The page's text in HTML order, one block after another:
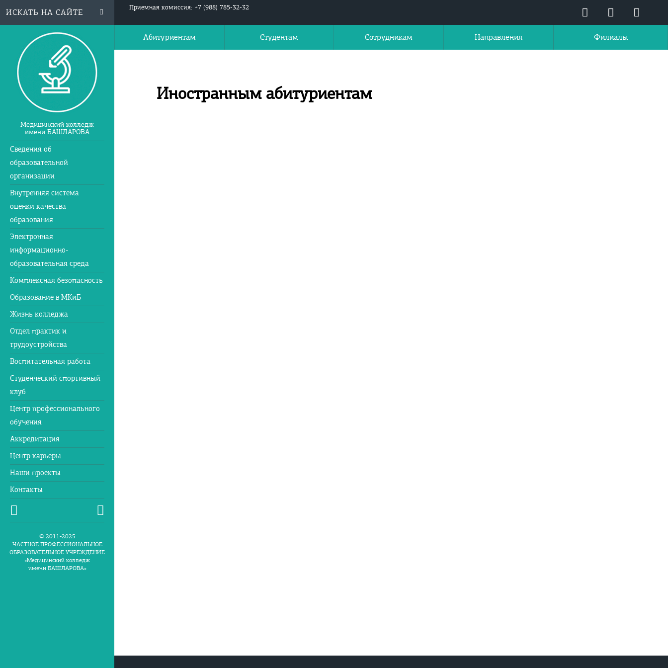
Медицинский колледж
имени БАШЛАРОВА
Сведения об
образовательной
организации
Внутренняя система
оценки качества
образования
Электронная
информационно-
образовательная среда
Комплексная безопасность
Образование в МКиБ
Жизнь колледжа
Отдел практик и
трудоустройства
Воспитательная работа
Студенческий спортивный
клуб
Центр профессионального
обучения
Аккредитация
Центр карьеры
Наши проекты
Контакты
© 2011-2025
ЧАСТНОЕ ПРОФЕССИОНАЛЬНОЕ
ОБРАЗОВАТЕЛЬНОЕ УЧРЕЖДЕНИЕ
«Медицинский колледж
имени БАШЛАРОВА»
Приемная комиссия: +7 (988) 785-32-32
Абитуриентам Студентам Сотрудникам Направления Филиалы
Иностранным абитуриентам